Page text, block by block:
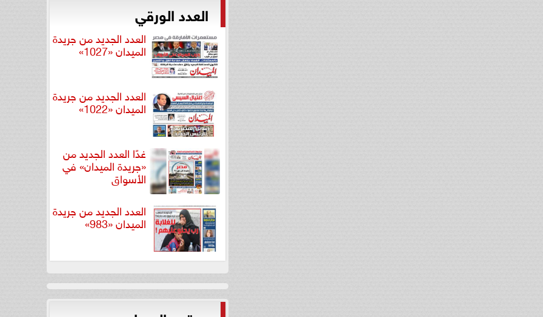
العدد الورقي
العدد الجديد من جريدة
الميدان «1027»
العدد الجديد من جريدة
الميدان «1022»
غدًا العدد الجديد من
«جريدة الميدان» في
الأسواق
العدد الجديد من جريدة
الميدان «983»